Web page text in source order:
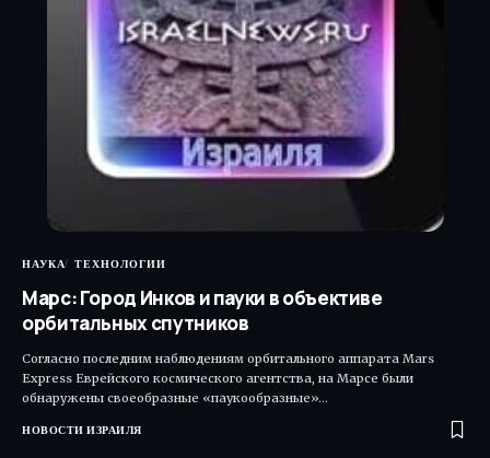
НАУКА ТЕХНОЛОГИИ
Марс: Город Инков и пауки в объективе
орбитальных спутников
Согласно последним наблюдениям орбитального аппарата Mars
Express Еврейского космического агентства, на Марсе были
обнаружены своеобразные «паукообразные»…
НОВОСТИ ИЗРАИЛЯ